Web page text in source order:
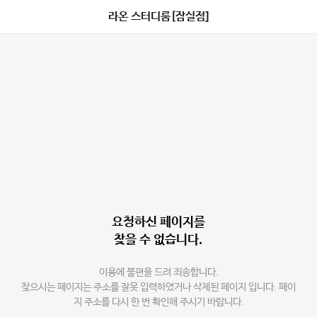
라온 스터디룸[잠실점]
요청하신 페이지를
찾을 수 없습니다.
이용에 불편을 드려 죄송합니다.
찾으시는 페이지는 주소를 잘못 입력하였거나 삭제된 페이지 입니다. 페이
지 주소를 다시 한 번 확인해 주시기 바랍니다.